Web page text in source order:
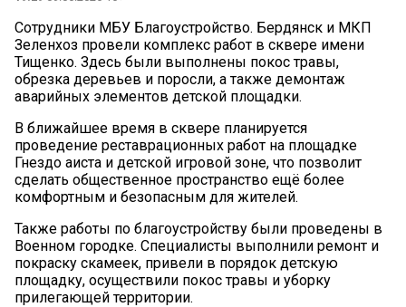
Сотрудники МБУ Благоустройство. Бердянск и МКП
Зеленхоз провели комплекс работ в сквере имени
Тищенко. Здесь были выполнены покос травы,
обрезка деревьев и поросли, а также демонтаж
аварийных элементов детской площадки.
В ближайшее время в сквере планируется
проведение реставрационных работ на площадке
Гнездо аиста и детской игровой зоне, что позволит
сделать общественное пространство ещё более
комфортным и безопасным для жителей.
Также работы по благоустройству были проведены в
Военном городке. Специалисты выполнили ремонт и
покраску скамеек, привели в порядок детскую
площадку, осуществили покос травы и уборку
прилегающей территории.